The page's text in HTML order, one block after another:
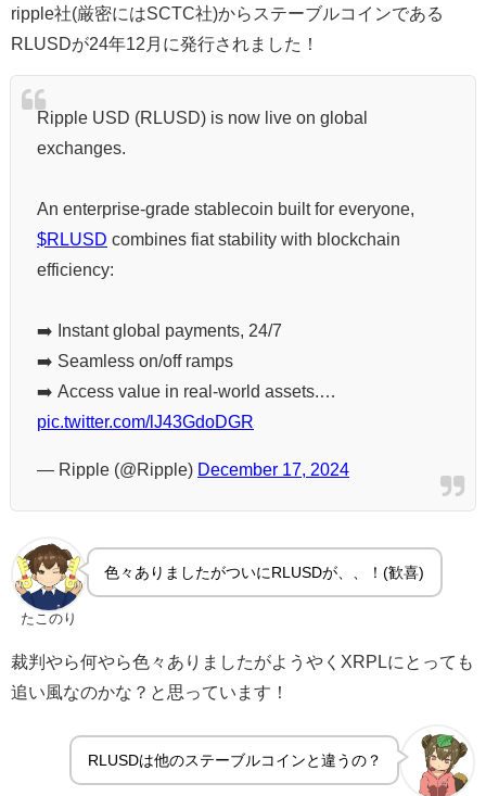
ripple社(厳密にはSCTC社)からステーブルコインである
RLUSDが24年12月に発行されました！
Ripple USD (RLUSD) is now live on global
exchanges.
An enterprise-grade stablecoin built for everyone,
$RLUSD combines fiat stability with blockchain
efficiency:
➡️ Instant global payments, 24/7
➡️ Seamless on/off ramps
➡️ Access value in real-world assets.…
pic.twitter.com/lJ43GdoDGR
— Ripple (@Ripple) December 17, 2024
たこのり
色々ありましたがついにRLUSDが、、！(歓喜)
裁判やら何やら色々ありましたがようやくXRPLにとっても
追い風なのかな？と思っています！
RLUSDは他のステーブルコインと違うの？